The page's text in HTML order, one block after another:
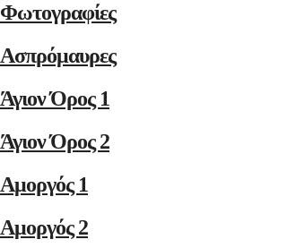
Φωτογραφίες
Ασπρόμαυρες
Άγιον Όρος 1
Άγιον Όρος 2
Αμοργός 1
Αμοργός 2